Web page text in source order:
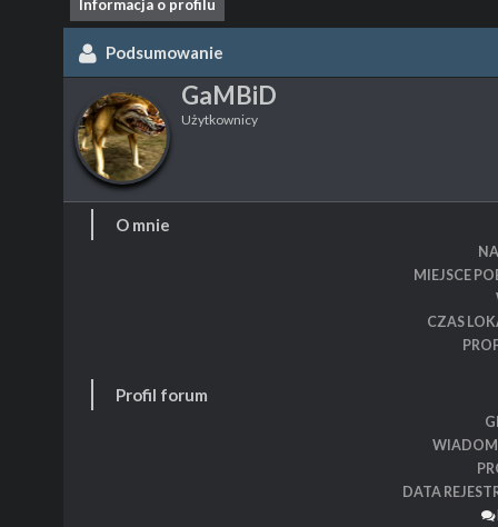
Informacja o profilu
Podsumowanie
GaMBiD
Użytkownicy
O mnie
MIEJSCE
CZAS
Profil forum
DATA